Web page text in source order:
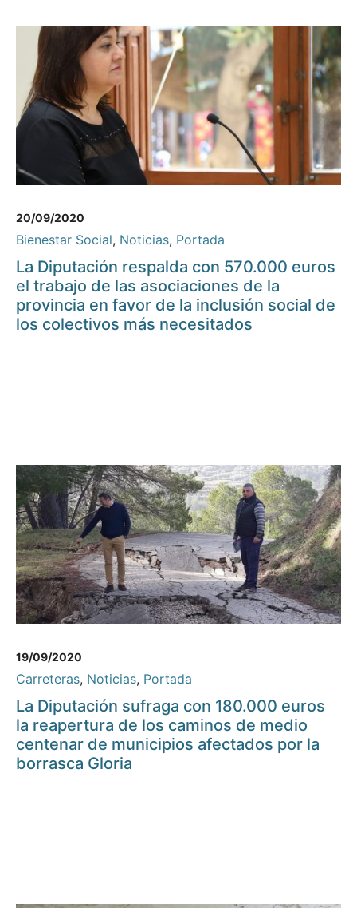
20/09/2020
Bienestar Social, Noticias, Portada
La Diputación respalda con 570.000 euros
el trabajo de las asociaciones de la
provincia en favor de la inclusión social de
los colectivos más necesitados
19/09/2020
Carreteras, Noticias, Portada
La Diputación sufraga con 180.000 euros
la reapertura de los caminos de medio
centenar de municipios afectados por la
borrasca Gloria